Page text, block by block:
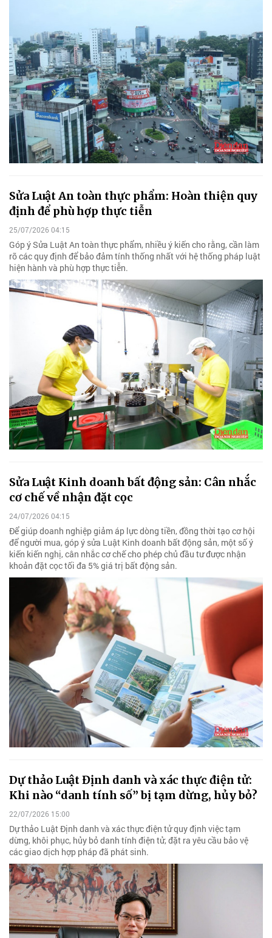
Sửa Luật An toàn thực phẩm: Hoàn thiện quy
định để phù hợp thực tiễn
25/07/2026 04:15
Góp ý Sửa Luật An toàn thực phẩm, nhiều ý kiến cho rằng, cần làm
rõ các quy định để bảo đảm tính thống nhất với hệ thống pháp luật
hiện hành và phù hợp thực tiễn.
Sửa Luật Kinh doanh bất động sản: Cân nhắc
cơ chế về nhận đặt cọc
24/07/2026 04:15
Để giúp doanh nghiệp giảm áp lực dòng tiền, đồng thời tạo cơ hội
để người mua, góp ý sửa Luật Kinh doanh bất động sản, một số ý
kiến kiến nghị, cân nhắc cơ chế cho phép chủ đầu tư được nhận
khoản đặt cọc tối đa 5% giá trị bất động sản.
Dự thảo Luật Định danh và xác thực điện tử:
Khi nào “danh tính số” bị tạm dừng, hủy bỏ?
22/07/2026 15:00
Dự thảo Luật Định danh và xác thực điện tử quy định việc tạm
dừng, khôi phục, hủy bỏ danh tính điện tử, đặt ra yêu cầu bảo vệ
các giao dịch hợp pháp đã phát sinh.